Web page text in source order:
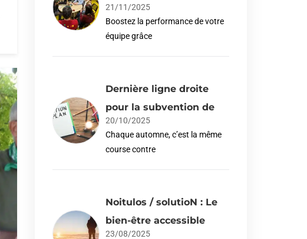
21/11/2025
Boostez la performance de votre
équipe grâce
Dernière ligne droite
pour la subvention de
20/10/2025
Chaque automne, c’est la même
course contre
Noitulos / solutioN : Le
bien-être accessible
23/08/2025